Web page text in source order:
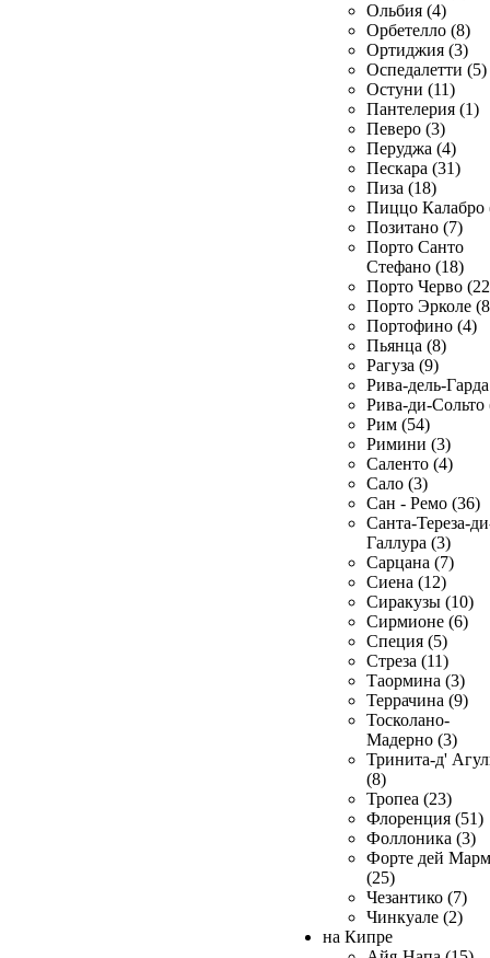
Ольбия (4)
Орбетелло (8)
Ортиджия (3)
Оспедалетти (5)
Остуни (11)
Пантелерия (1)
Певеро (3)
Перуджа (4)
Пескара (31)
Пиза (18)
Пиццо Калабро
Позитано (7)
Порто Санто
Стефано (18)
Порто Черво
Порто Эрколе
Портофино (4)
Пьянца (8)
Рагуза (9)
Рива-дель-
Рива-ди-Сольто
Рим (54)
Римини (3)
Саленто (4)
Сало (3)
Сан - Ремо (36)
Санта-Тереза-
Галлура (3)
Сарцана (7)
Сиена (12)
Сиракузы (10)
Сирмионе (6)
Специя (5)
Стреза (11)
Таормина (3)
Террачина (9)
Тосколано-
Мадерно (3)
Тринита-д'
(8)
Тропеа (23)
Флоренция (51)
Фоллоника (3)
Форте дей
(25)
Чезантико (7)
Чинкуале (2)
на Кипре